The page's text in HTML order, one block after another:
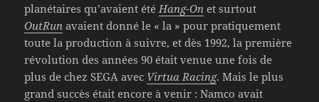
planétaires qu’avaient été Hang-On et surtout
OutRun avaient donné le « la » pour pratiquement
toute la production à suivre, et dès 1992, la première
révolution des années 90 était venue une fois de
plus de chez SEGA avec Virtua Racing. Mais le plus
grand succès était encore à venir : Namco avait